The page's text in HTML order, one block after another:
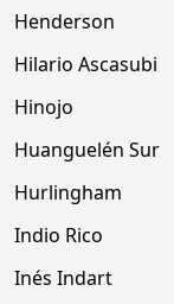
Henderson
Hilario Ascasubi
Hinojo
Huanguelén Sur
Hurlingham
Indio Rico
Inés Indart